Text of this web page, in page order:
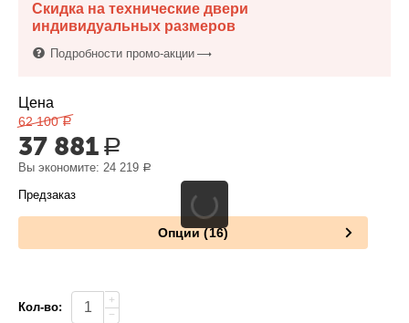
Скидка на технические двери
индивидуальных размеров
Подробности промо-акции
Цена
62 100 Р
37 881 Р
Вы экономите:24 219 Р
Предзаказ
Опции (16)
Кол-во:
+
−